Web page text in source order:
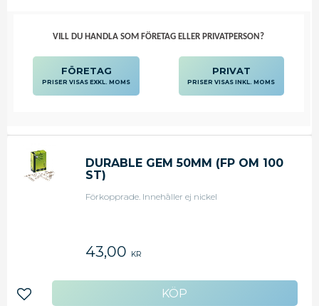
8,63
DURABLE GEM 50MM (FP OM 100
ST)
Förkopprade. Innehåller ej nickel
43,00 KR
Lägg till i favoriter
VILL DU HANDLA SOM FÖRETAG ELLER PRIVATPERSON?
FÖRETAG
PRISER VISAS EXKL. MOMS
PRIVAT
PRISER VISAS INKL. MOMS